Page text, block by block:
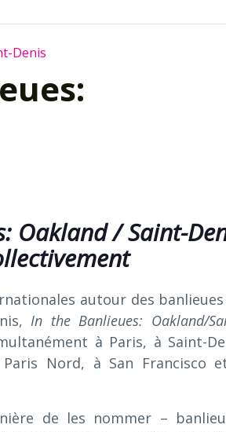
Denis
Oakland / Saint-
autour des
In the Banlieues: Oakland/
à Paris, à Saint-
Nord, à San Francisco
de les nommer –